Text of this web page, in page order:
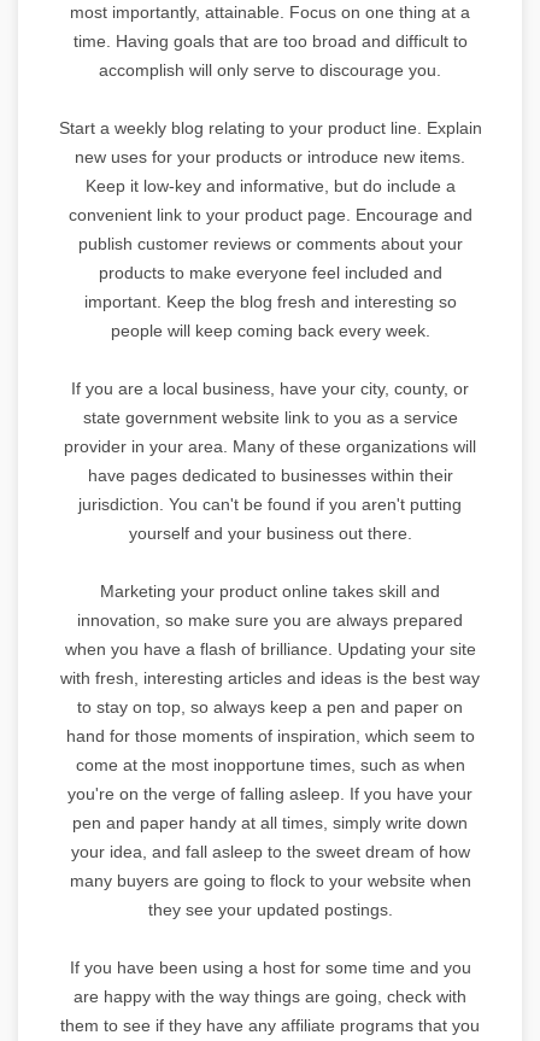
most importantly, attainable. Focus on one thing at a
time. Having goals that are too broad and difficult to
accomplish will only serve to discourage you.
Start a weekly blog relating to your product line. Explain
new uses for your products or introduce new items.
Keep it low-key and informative, but do include a
convenient link to your product page. Encourage and
publish customer reviews or comments about your
products to make everyone feel included and
important. Keep the blog fresh and interesting so
people will keep coming back every week.
If you are a local business, have your city, county, or
state government website link to you as a service
provider in your area. Many of these organizations will
have pages dedicated to businesses within their
jurisdiction. You can't be found if you aren't putting
yourself and your business out there.
Marketing your product online takes skill and
innovation, so make sure you are always prepared
when you have a flash of brilliance. Updating your site
with fresh, interesting articles and ideas is the best way
to stay on top, so always keep a pen and paper on
hand for those moments of inspiration, which seem to
come at the most inopportune times, such as when
you're on the verge of falling asleep. If you have your
pen and paper handy at all times, simply write down
your idea, and fall asleep to the sweet dream of how
many buyers are going to flock to your website when
they see your updated postings.
If you have been using a host for some time and you
are happy with the way things are going, check with
them to see if they have any affiliate programs that you